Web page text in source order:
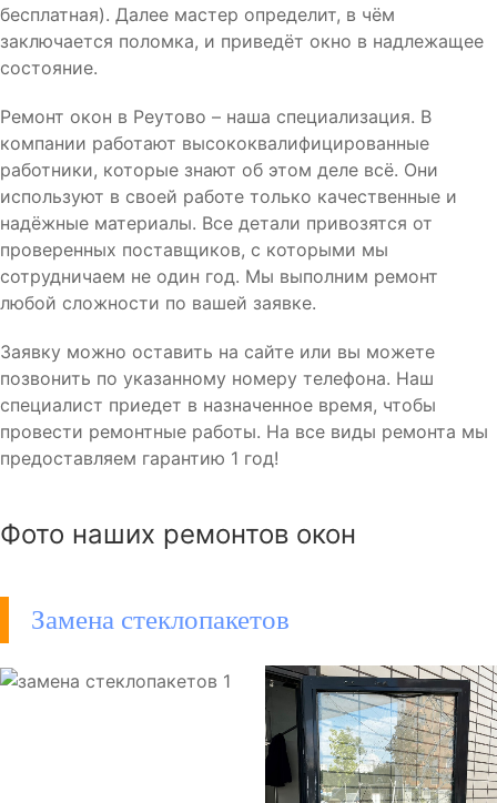
бесплатная). Далее мастер определит, в чём
заключается поломка, и приведёт окно в надлежащее
состояние.
Ремонт окон в Реутово – наша специализация. В
компании работают высококвалифицированные
работники, которые знают об этом деле всё. Они
используют в своей работе только качественные и
надёжные материалы. Все детали привозятся от
проверенных поставщиков, с которыми мы
сотрудничаем не один год. Мы выполним ремонт
любой сложности по вашей заявке.
Заявку можно оставить на сайте или вы можете
позвонить по указанному номеру телефона. Наш
специалист приедет в назначенное время, чтобы
провести ремонтные работы. На все виды ремонта мы
предоставляем гарантию 1 год!
Фото наших ремонтов окон
Замена стеклопакетов